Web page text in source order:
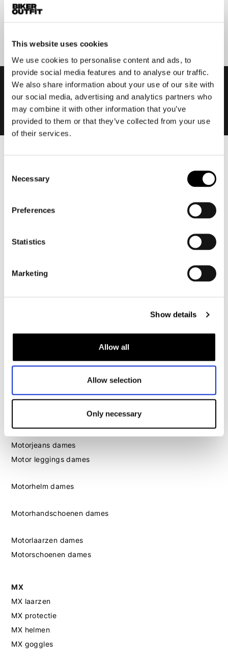
This website uses cookies
We use cookies to personalise content and ads, to
provide social media features and to analyse our traffic.
We also share information about your use of our site with
our social media, advertising and analytics partners who
may combine it with other information that you’ve
provided to them or that they’ve collected from your use
of their services.
Selection
Necessary
Preferences
Statistics
Marketing
Show details
Allow all
Allow selection
Only necessary
Motorkleding heren
Motorhoodie heren
Motorhelm heren
Motorjas dames
Motorpak dames
Motorjeans dames
Motor leggings dames
Motorhelm dames
Motorhandschoenen dames
Motorlaarzen dames
Motorschoenen dames
MX
MX laarzen
MX protectie
MX helmen
MX goggles